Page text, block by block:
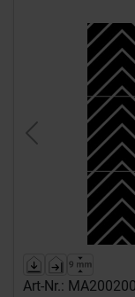
Previous
Art-Nr.: